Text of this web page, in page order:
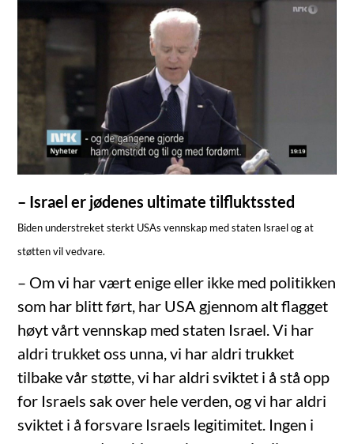
– Israel er jødenes ultimate tilfluktssted
Biden understreket sterkt USAs vennskap med staten Israel og at
støtten vil vedvare.
– Om vi har vært enige eller ikke med politikken
som har blitt ført, har USA gjennom alt flagget
høyt vårt vennskap med staten Israel. Vi har
aldri trukket oss unna, vi har aldri trukket
tilbake vår støtte, vi har aldri sviktet i å stå opp
for Israels sak over hele verden, og vi har aldri
sviktet i å forsvare Israels legitimitet. Ingen i